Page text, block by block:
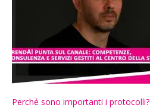
Perché sono importanti i protocolli?